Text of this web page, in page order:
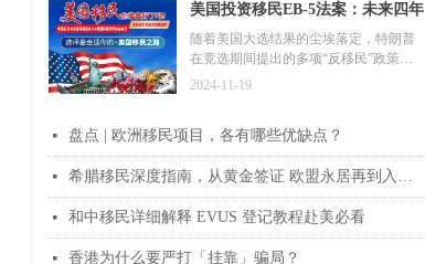
美国投资移民EB-5法案：未来四年
的风云变幻与何去何从？
随着美国大选结果的尘埃落定，特朗普
在竞选期间提出的多项“反移民”政策主
张，诸如终止美国的出生公民权（落地
等，已备受关注。
2024-11-19
넷 盘点 | 欧洲移民项目，各有哪些优缺点？
넷 希腊移民深度指南，从黄金签证 欧盟永居再到入籍一次性讲清
넷 和中移民详细解释 EVUS 登记教程赴美必看
넷 香港为什么要严打「挂靠」骗局？